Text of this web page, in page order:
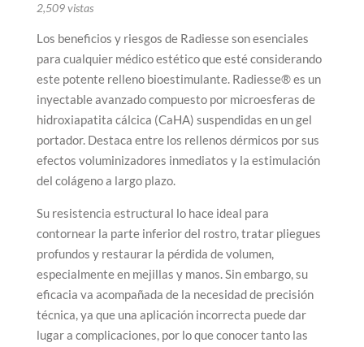
2,509vistas
Los beneficios y riesgos de Radiesse son esenciales
para cualquier médico estético que esté considerando
este potente relleno bioestimulante. Radiesse® es un
inyectable avanzado compuesto por microesferas de
hidroxiapatita cálcica (CaHA) suspendidas en un gel
portador. Destaca entre los rellenos dérmicos por sus
efectos voluminizadores inmediatos y la estimulación
del colágeno a largo plazo.
Su resistencia estructural lo hace ideal para
contornear la parte inferior del rostro, tratar pliegues
profundos y restaurar la pérdida de volumen,
especialmente en mejillas y manos. Sin embargo, su
eficacia va acompañada de la necesidad de precisión
técnica, ya que una aplicación incorrecta puede dar
lugar a complicaciones, por lo que conocer tanto las